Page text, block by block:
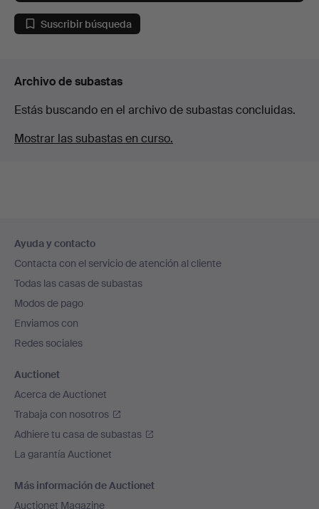
Suscribir búsqueda
Archivo de subastas
Estás buscando en el archivo de subastas concluidas.
Mostrar las subastas en curso.
en
el
pie
de
página
Ayuda y contacto
Contacta con el servicio de atención al cliente
Todas las casas de subastas
Modos de pago
Enviamos con
Redes sociales
Auctionet
Acerca de Auctionet
Trabaja con nosotros
Adhiere tu casa de subastas
La garantía Auctionet
Más información de Auctionet
Auctionet Magazine